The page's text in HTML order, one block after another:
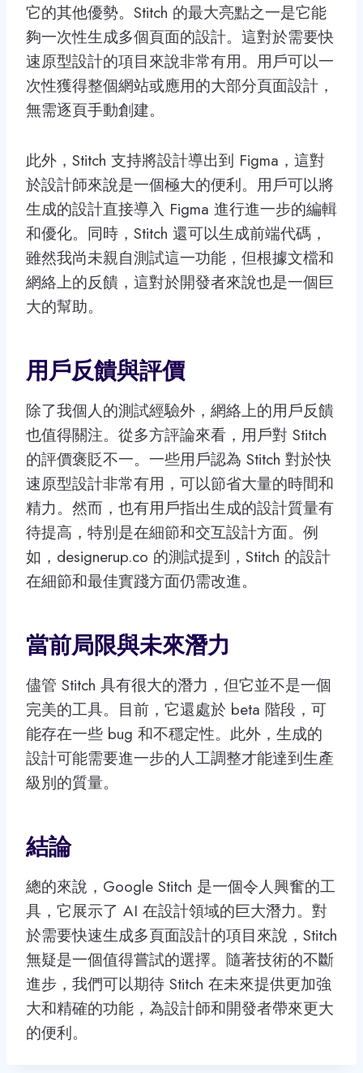
它的其他優勢。Stitch 的最大亮點之一是它能
夠一次性生成多個頁面的設計。這對於需要快
速原型設計的項目來說非常有用。用戶可以一
次性獲得整個網站或應用的大部分頁面設計，
無需逐頁手動創建。
此外，Stitch 支持將設計導出到 Figma，這對
於設計師來說是一個極大的便利。用戶可以將
生成的設計直接導入 Figma 進行進一步的編輯
和優化。同時，Stitch 還可以生成前端代碼，
雖然我尚未親自測試這一功能，但根據文檔和
網絡上的反饋，這對於開發者來說也是一個巨
大的幫助。
用戶反饋與評價
除了我個人的測試經驗外，網絡上的用戶反饋
也值得關注。從多方評論來看，用戶對 Stitch
的評價褒貶不一。一些用戶認為 Stitch 對於快
速原型設計非常有用，可以節省大量的時間和
精力。然而，也有用戶指出生成的設計質量有
待提高，特別是在細節和交互設計方面。例
如，designerup.co 的測試提到，Stitch 的設計
在細節和最佳實踐方面仍需改進。
當前局限與未來潛力
儘管 Stitch 具有很大的潛力，但它並不是一個
完美的工具。目前，它還處於 beta 階段，可
能存在一些 bug 和不穩定性。此外，生成的
設計可能需要進一步的人工調整才能達到生產
級別的質量。
結論
總的來說，Google Stitch 是一個令人興奮的工
具，它展示了 AI 在設計領域的巨大潛力。對
於需要快速生成多頁面設計的項目來說，Stitch
無疑是一個值得嘗試的選擇。隨著技術的不斷
進步，我們可以期待 Stitch 在未來提供更加強
大和精確的功能，為設計師和開發者帶來更大
的便利。